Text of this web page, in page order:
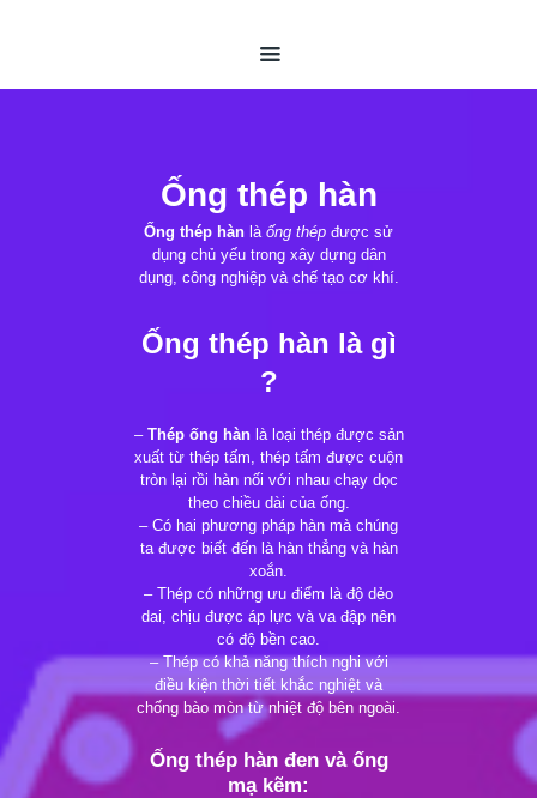
Ống thép hàn
Ống thép hàn là ống thép được sử
dụng chủ yếu trong xây dựng dân
dụng, công nghiệp và chế tạo cơ khí.
Ống thép hàn là gì
?
– Thép ống hànlà loại thép được sản
xuất từ thép tấm, thép tấm được cuộn
tròn lại rồi hàn nối với nhau chạy dọc
theo chiều dài của ống.
– Có hai phương pháp hàn mà chúng
ta được biết đến là hàn thẳng và hàn
xoắn.
– Thép có những ưu điểm là độ dẻo
dai, chịu được áp lực và va đập nên
có độ bền cao.
– Thép có khả năng thích nghi với
điều kiện thời tiết khắc nghiệt và
chống bào mòn từ nhiệt độ bên ngoài.
Ống thép hàn đen và ống
mạ kẽm:
ỐNG THÉP HÀN
THÉP HỘP
TIN TỨC
LIÊN HỆ